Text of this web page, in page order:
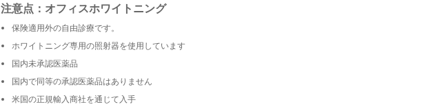
注意点：オフィスホワイトニング
保険適用外の自由診療です。
ホワイトニング専用の照射器を使用しています
国内未承認医薬品
国内で同等の承認医薬品はありません
米国の正規輸入商社を通じて入手